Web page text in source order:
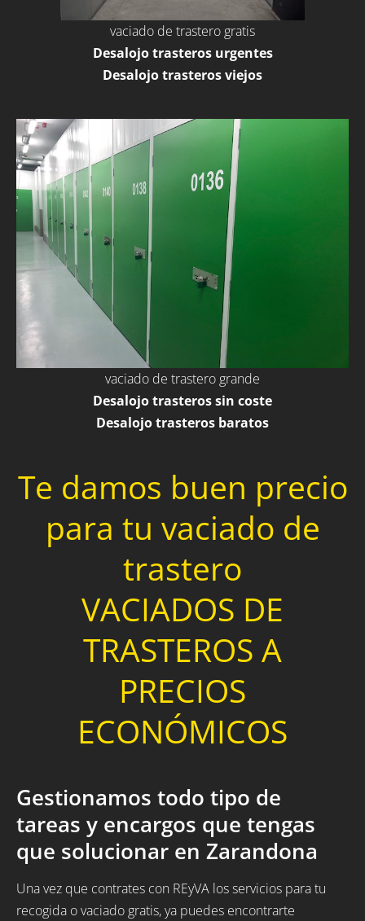
vaciado de trastero gratis
Desalojo trasteros urgentes
Desalojo trasteros viejos
vaciado de trastero grande
Desalojo trasteros sin coste
Desalojo trasteros baratos
Te damos buen precio
para tu vaciado de
trastero
VACIADOS DE
TRASTEROS A
PRECIOS
ECONÓMICOS
Gestionamos todo tipo de
tareas y encargos que tengas
que solucionar en Zarandona
Una vez que contrates con REyVA los servicios para tu
recogida o vaciado gratis, ya puedes encontrarte